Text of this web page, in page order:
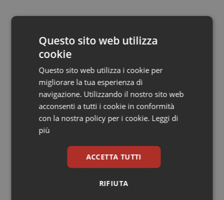
Sangue & coagulazione
Tumore al seno
Tumore ovarico
Tumori gastrointestinali
27 Giugno 2015
Potrebbe interessarti in
Governo e Parlamento
Decreto PA. Un commissario per
smaltire le scorte Covid, le liste
d’attesa tornano al Siveas e il
controllo sulle agende di
Questo sito web utilizza
cookie
Questo sito web utilizza i cookie per
migliorare la tua esperienza di
navigazione. Utilizzando il nostro sito web
acconsenti a tutti i cookie in conformità
con la nostra policy per i cookie. Leggi di
più
ACCETTA TUTTI
RIFIUTA